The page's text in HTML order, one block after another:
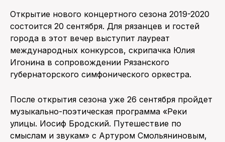
Открытие нового концертного сезона 2019-2020
состоится 20 сентября. Для рязанцев и гостей
города в этот вечер выступит лауреат
международных конкурсов, скрипачка Юлия
Игонина в сопровождении Рязанского
губернаторского симфонического оркестра.
После открытия сезона уже 26 сентября пройдет
музыкально-поэтическая программа «Реки
улицы. Иосиф Бродский. Путешествие по
смыслам и звукам» с Артуром Смольяниновым,